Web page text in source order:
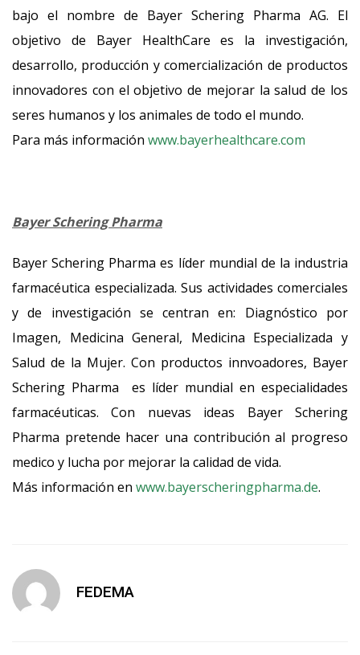
bajo el nombre de Bayer Schering Pharma AG. El
objetivo de Bayer HealthCare es la investigación,
desarrollo, producción y comercialización de productos
innovadores con el objetivo de mejorar la salud de los
seres humanos y los animales de todo el mundo.
Para más información www.bayerhealthcare.com
Bayer Schering Pharma
Bayer Schering Pharma es líder mundial de la industria
farmacéutica especializada. Sus actividades comerciales
y de investigación se centran en: Diagnóstico por
Imagen, Medicina General, Medicina Especializada y
Salud de la Mujer. Con productos innvoadores, Bayer
Schering Pharma es líder mundial en especialidades
farmacéuticas. Con nuevas ideas Bayer Schering
Pharma pretende hacer una contribución al progreso
medico y lucha por mejorar la calidad de vida.
Más información en www.bayerscheringpharma.de.
FEDEMA